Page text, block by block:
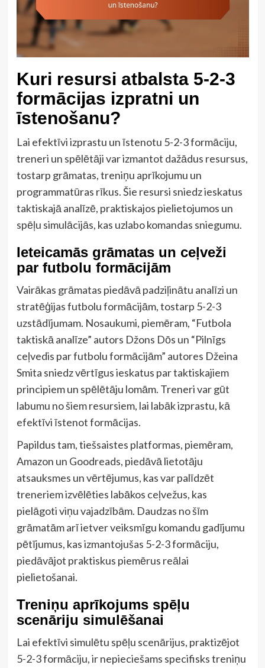
Kuri resursi atbalsta 5-2-3
formācijas izpratni un
īstenošanu?
Lai efektīvi izprastu un īstenotu 5-2-3 formāciju,
treneri un spēlētāji var izmantot dažādus resursus,
tostarp grāmatas, treniņu aprīkojumu un
programmatūras rīkus. Šie resursi sniedz ieskatus
taktiskajā analīzē, praktiskajos pielietojumos un
spēļu simulācijās, kas uzlabo komandas sniegumu.
Ieteicamās grāmatas un ceļveži
par futbolu formācijām
Vairākas grāmatas piedāvā padziļinātu analīzi un
stratēģijas futbolu formācijām, tostarp 5-2-3
uzstādījumam. Nosaukumi, piemēram, “Futbola
taktiskā analīze” autors Džons Dōs un “Pilnīgs
ceļvedis par futbolu formācijām” autores Džeina
Smita sniedz vērtīgus ieskatus par taktiskajiem
principiem un spēlētāju lomām. Treneri var gūt
labumu no šiem resursiem, lai labāk izprastu, kā
efektīvi īstenot formācijas.
Papildus tam, tiešsaistes platformas, piemēram,
Amazon un Goodreads, piedāvā lietotāju
atsauksmes un vērtējumus, kas var palīdzēt
treneriem izvēlēties labākos ceļvežus, kas
pielāgoti viņu vajadzībām. Daudzas no šīm
grāmatām arī ietver veiksmīgu komandu gadījumu
pētījumus, kas izmantojušas 5-2-3 formāciju,
piedāvājot praktiskus piemērus reālai
pielietošanai.
Treniņu aprīkojums spēļu
scenāriju simulēšanai
Lai efektīvi simulētu spēļu scenārijus, praktizējot
5-2-3 formāciju, ir nepieciešams specifisks treniņu